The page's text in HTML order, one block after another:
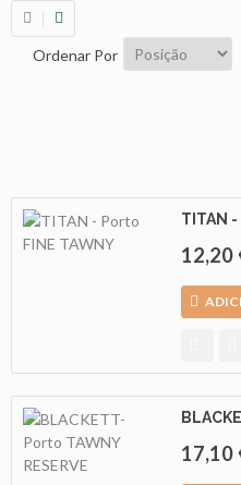
As
Nossas
Ordenar Por
TITAN
12,20
17,10